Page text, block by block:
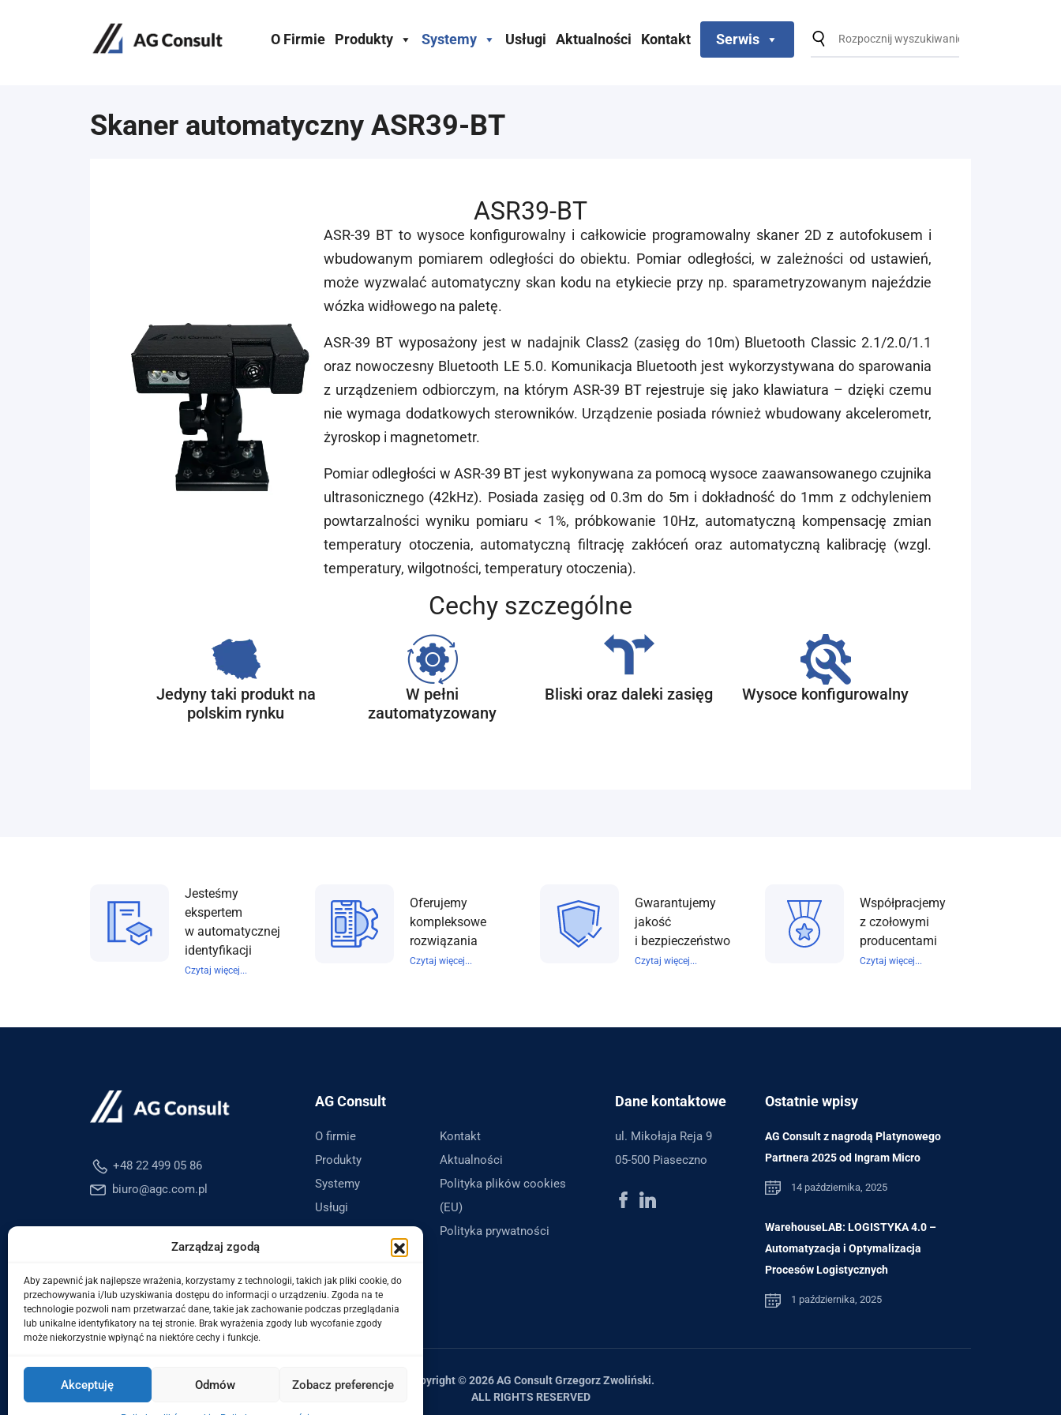
Zarządzaj zgodą
Aby zapewnić jak najlepsze wrażenia, korzystamy z technologii, takich jak pliki cookie, do
przechowywania i/lub uzyskiwania dostępu do informacji o urządzeniu. Zgoda na te
technologie pozwoli nam przetwarzać dane, takie jak zachowanie podczas przeglądania
lub unikalne identyfikatory na tej stronie. Brak wyrażenia zgody lub wycofanie zgody
może niekorzystnie wpłynąć na niektóre cechy i funkcje.
Akceptuję Odmów Zobacz preferencje
O Firmie Produkty Systemy Usługi Aktualności Kontakt Serwis
Skaner automatyczny ASR39-BT
ASR39-BT
ASR-39 BT to wysoce konfigurowalny i całkowicie programowalny skaner 2D z autofokusem i
wbudowanym pomiarem odległości do obiektu. Pomiar odległości, w zależności od ustawień,
może wyzwalać automatyczny skan kodu na etykiecie przy np. sparametryzowanym najeździe
wózka widłowego na paletę.
ASR-39 BT wyposażony jest w nadajnik Class2 (zasięg do 10m) Bluetooth Classic 2.1/2.0/1.1
oraz nowoczesny Bluetooth LE 5.0. Komunikacja Bluetooth jest wykorzystywana do sparowania
z urządzeniem odbiorczym, na którym ASR-39 BT rejestruje się jako klawiatura – dzięki czemu
nie wymaga dodatkowych sterowników. Urządzenie posiada również wbudowany akcelerometr,
żyroskop i magnetometr.
Pomiar odległości w ASR-39 BT jest wykonywana za pomocą wysoce zaawansowanego czujnika
ultrasonicznego (42kHz). Posiada zasięg od 0.3m do 5m i dokładność do 1mm z odchyleniem
powtarzalności wyniku pomiaru < 1%, próbkowanie 10Hz, automatyczną kompensację zmian
temperatury otoczenia, automatyczną filtrację zakłóceń oraz automatyczną kalibrację (wzgl.
temperatury, wilgotności, temperatury otoczenia).
Cechy szczególne
Jedyny taki produkt na
polskim rynku
W pełni
zautomatyzowany
Bliski oraz daleki zasięg Wysoce konfigurowalny
Jesteśmy
ekspertem
w automatycznej
identyfikacji
Czytaj więcej...
Oferujemy
kompleksowe
rozwiązania
Czytaj więcej...
Gwarantujemy
jakość
i bezpieczeństwo
Czytaj więcej...
Współpracjemy
z czołowymi
producentami
Czytaj więcej...
+48 22 499 05 86
biuro@agc.com.pl
AG Consult
O firmie
Produkty
Systemy
Usługi
Kontakt
Aktualności
Polityka plików cookies
(EU)
Polityka prywatności
Dane kontaktowe
ul. Mikołaja Reja 9
05-500 Piaseczno
Ostatnie wpisy
AG Consult z nagrodą Platynowego
Partnera 2025 od Ingram Micro
14 października, 2025
WarehouseLAB: LOGISTYKA 4.0 –
Automatyzacja i Optymalizacja
Procesów Logistycznych
1 października, 2025
Copyright © 2026 AG Consult Grzegorz Zwoliński.
ALL RIGHTS RESERVED